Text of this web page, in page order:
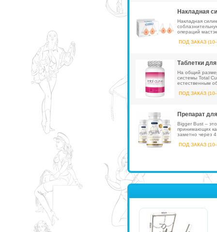
Накладная
Накладная
операций
ПОД ЗАКАЗ (10-
Таблетки
На общий
системы Total
естественным
ПОД ЗАКАЗ (10-
Препарат
Bigger Bust –
принимающих
заметно через
ПОД ЗАКАЗ (10-